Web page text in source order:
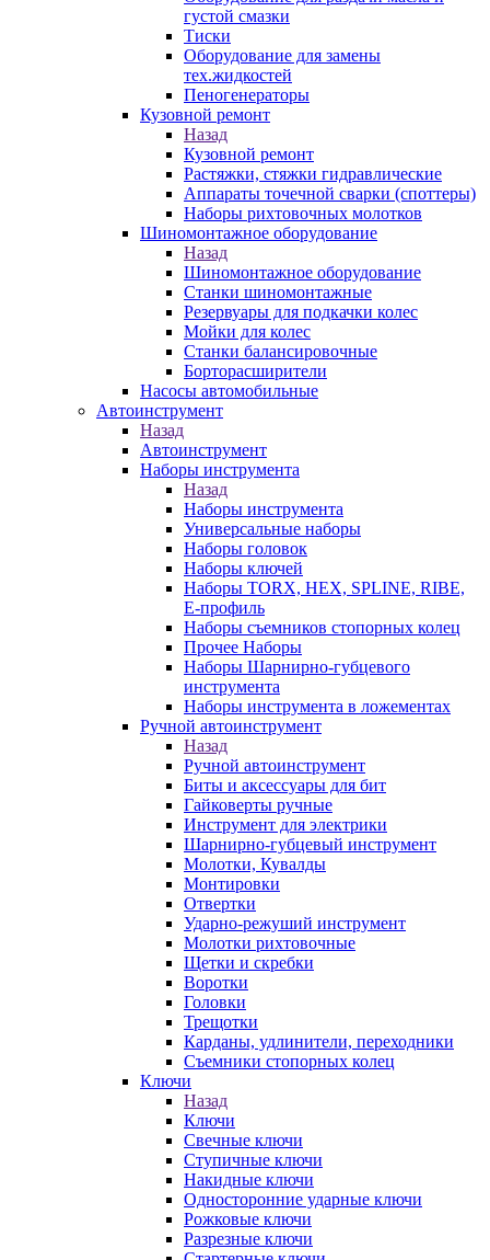
густой смазки
Тиски
Оборудование для замены
тех.жидкостей
Пеногенераторы
Кузовной ремонт
Назад
Кузовной ремонт
Растяжки, стяжки гидравлические
Аппараты точечной сварки (споттеры)
Наборы рихтовочных молотков
Шиномонтажное оборудование
Назад
Шиномонтажное оборудование
Станки шиномонтажные
Резервуары для подкачки колес
Мойки для колес
Станки балансировочные
Борторасширители
Насосы автомобильные
Автоинструмент
Назад
Автоинструмент
Наборы инструмента
Назад
Наборы инструмента
Универсальные наборы
Наборы головок
Наборы ключей
Наборы TORX, HEX, SPLINE, RIBE,
E-профиль
Наборы съемников стопорных колец
Прочее Наборы
Наборы Шарнирно-губцевого
инструмента
Наборы инструмента в ложементах
Ручной автоинструмент
Назад
Ручной автоинструмент
Биты и аксессуары для бит
Гайковерты ручные
Инструмент для электрики
Шарнирно-губцевый инструмент
Молотки, Кувалды
Монтировки
Отвертки
Ударно-режуший инструмент
Молотки рихтовочные
Щетки и скребки
Воротки
Головки
Трещотки
Карданы, удлинители, переходники
Съемники стопорных колец
Ключи
Назад
Ключи
Свечные ключи
Ступичные ключи
Накидные ключи
Односторонние ударные ключи
Рожковые ключи
Разрезные ключи